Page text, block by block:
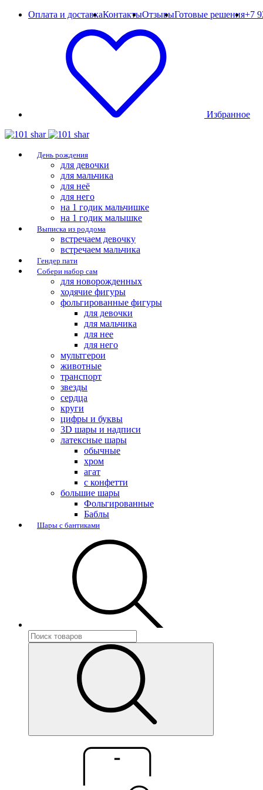
Оплата и доставкаКонтактыОтзывыГотовые решения+7
Избранное
День рождения
для девочки
для мальчика
для неё
для него
на 1 годик мальчишке
на 1 годик малышке
Выписка из роддома
встречаем девочку
встречаем мальчика
Гендер пати
Собери набор сам
для новорожденных
ходячие фигуры
фольгированные фигуры
для девочки
для мальчика
для нее
для него
мультгерои
животные
транспорт
звезды
сердца
круги
цифры и буквы
3D шары и надписи
латексные шары
обычные
хром
агат
с конфетти
большие шары
Фольгированные
Баблы
Шары с бантиками